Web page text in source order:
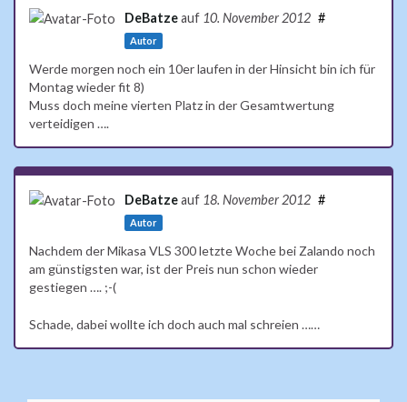
DeBatzeauf 10. November 2012
Autor
#
Werde morgen noch ein 10er laufen in der Hinsicht bin ich für
Montag wieder fit 8)
Muss doch meine vierten Platz in der Gesamtwertung
verteidigen ….
DeBatzeauf 18. November 2012
Autor
#
Nachdem der Mikasa VLS 300 letzte Woche bei Zalando noch
am günstigsten war, ist der Preis nun schon wieder
gestiegen …. ;-(
Schade, dabei wollte ich doch auch mal schreien ……